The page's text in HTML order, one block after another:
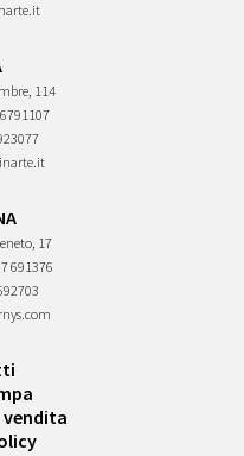
114
17
691376
vendita